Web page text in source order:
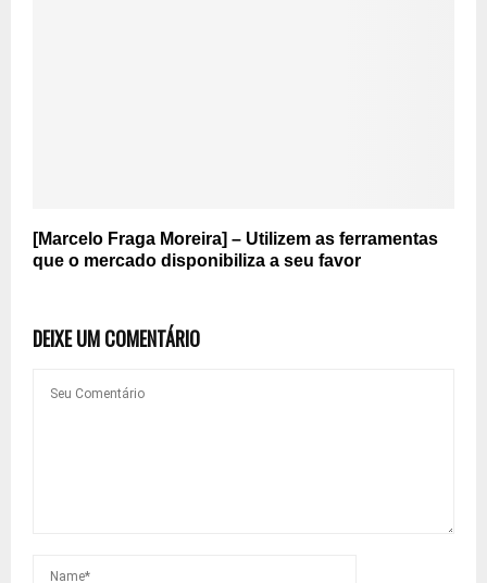
[Marcelo Fraga Moreira] – Utilizem as ferramentas
que o mercado disponibiliza a seu favor
DEIXE UM COMENTÁRIO